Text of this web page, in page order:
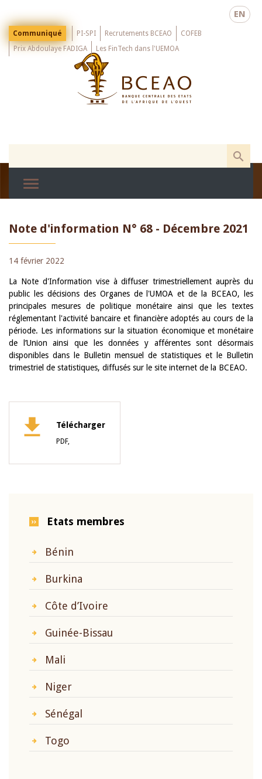
main
EN
Menu
Top
Communiqué PI-SPI Recrutements BCEAO
COFEB
Prix Abdoulaye FADIGA
Les FinTech dans l'UEMOA
Note d'information N° 68 - Décembre 2021
14 février 2022
La Note d'Information vise à diffuser trimestriellement auprès du
public les décisions des Organes de l'UMOA et de la BCEAO, les
principales mesures de politique monétaire ainsi que les textes
réglementant l'activité bancaire et financière adoptés au cours de la
période. Les informations sur la situation économique et monétaire
de l’Union ainsi que les données y afférentes sont désormais
disponibles dans le Bulletin mensuel de statistiques et le Bulletin
trimestriel de statistiques, diffusés sur le site internet de la BCEAO.
Télécharger
PDF,
Etats membres
Bénin
Burkina
Côte d’Ivoire
Guinée-Bissau
Mali
Niger
Sénégal
Togo